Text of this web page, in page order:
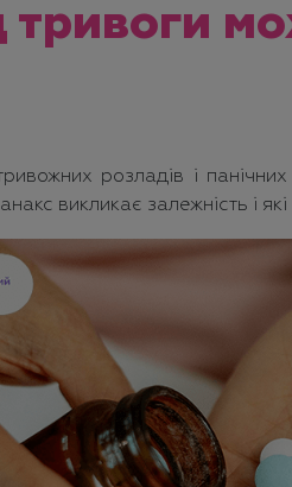
тривоги
розладів і
викликає залежність і